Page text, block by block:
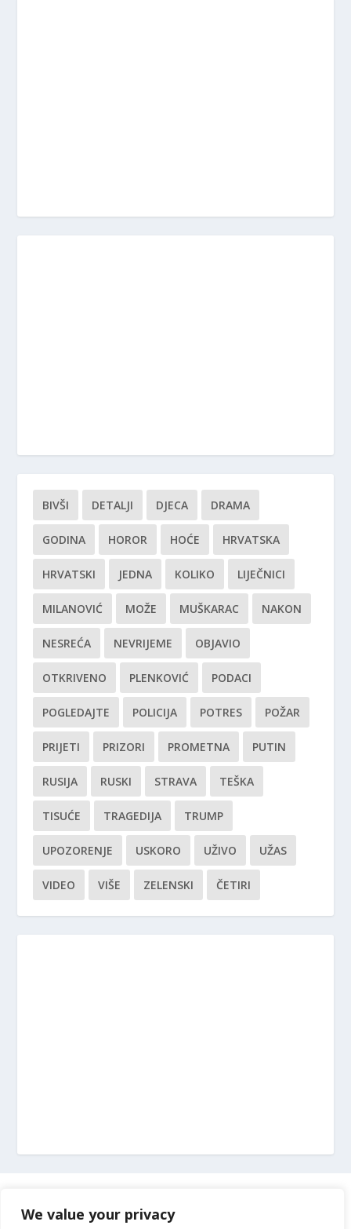
We value your privacy
BIVŠI DETALJI DJECA DRAMA
GODINA HOROR HOĆE HRVATSKA
HRVATSKI JEDNA KOLIKO LIJEČNICI
MILANOVIĆ MOŽE MUŠKARAC NAKON
NESREĆA NEVRIJEME OBJAVIO
OTKRIVENO PLENKOVIĆ PODACI
POGLEDAJTE POLICIJA POTRES POŽAR
PRIJETI PRIZORI PROMETNA PUTIN
RUSIJA RUSKI STRAVA TEŠKA
TISUĆE TRAGEDIJA TRUMP
UPOZORENJE USKORO UŽIVO UŽAS
VIDEO VIŠE ZELENSKI ČETIRI